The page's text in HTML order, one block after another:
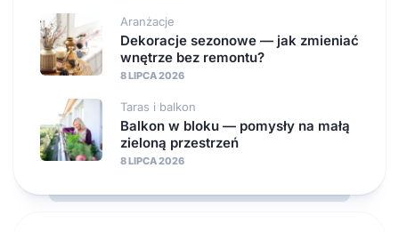
Aranżacje
Dekoracje sezonowe — jak zmieniać
wnętrze bez remontu?
8 LIPCA 2026
Taras i balkon
Balkon w bloku — pomysły na małą
zieloną przestrzeń
8 LIPCA 2026